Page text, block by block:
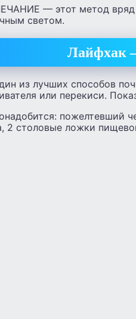
— этот метод вряд
светом.
Лайфхак
из лучших способов
или перекиси.
пожелтевший
2 столовые ложки